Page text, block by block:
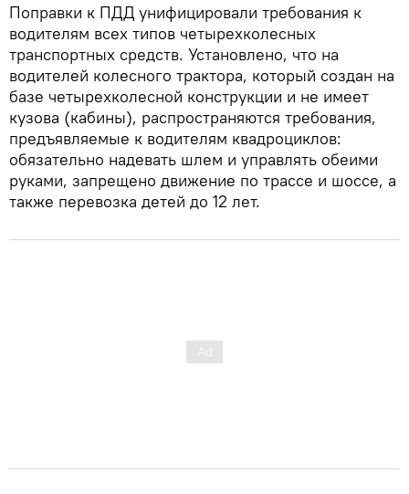
Поправки к ПДД унифицировали требования к
водителям всех типов четырехколесных
транспортных средств. Установлено, что на
водителей колесного трактора, который создан на
базе четырехколесной конструкции и не имеет
кузова (кабины), распространяются требования,
предъявляемые к водителям квадроциклов:
обязательно надевать шлем и управлять обеими
руками, запрещено движение по трассе и шоссе, а
также перевозка детей до 12 лет.